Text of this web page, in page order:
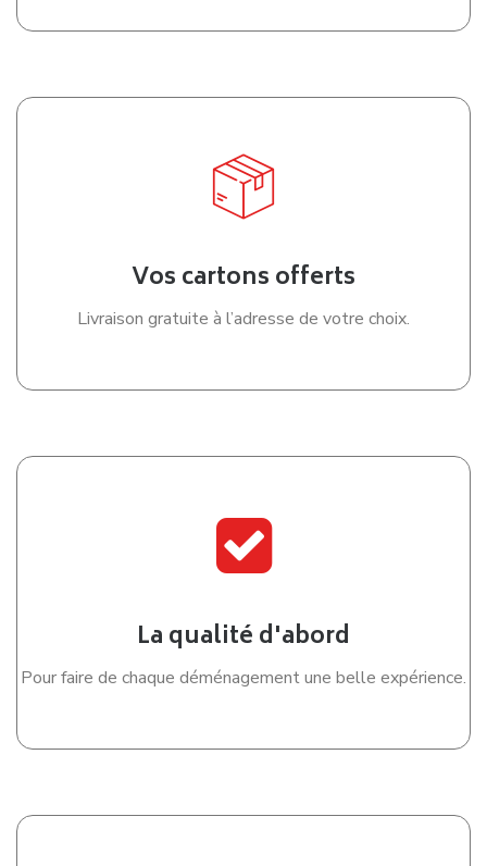
Vos cartons offerts
Livraison gratuite à l’adresse de votre choix.
La qualité d'abord
Pour faire de chaque déménagement une belle expérience.